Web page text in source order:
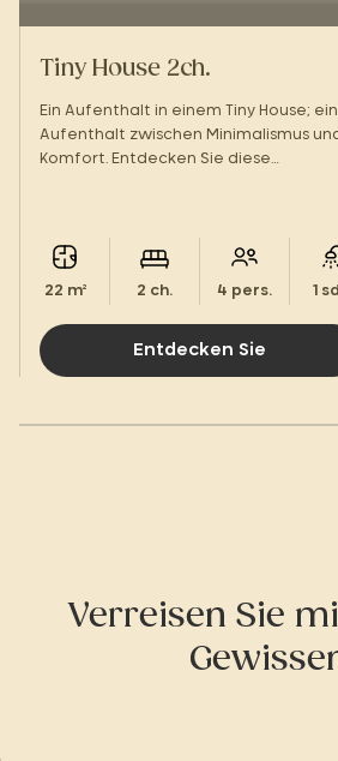
Tiny House 2ch.
Ein Aufenthalt in einem Tiny House; ein
Aufenthalt zwischen Minimalismus
Komfort. Entdecken Sie diese
22 m² 2 ch. 4 pers. 1
Entdecken Sie
Verreisen Sie